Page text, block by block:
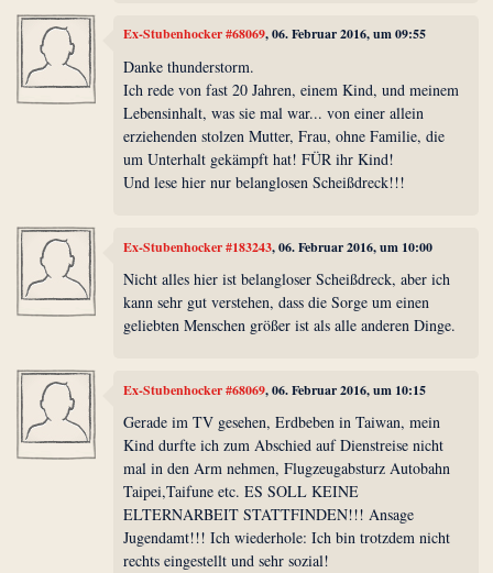
Ex-Stubenhocker #68069, 06. Februar 2016, um 09:55
Danke thunderstorm.
Ich rede von fast 20 Jahren, einem Kind, und meinem
Lebensinhalt, was sie mal war... von einer allein
erziehenden stolzen Mutter, Frau, ohne Familie, die
um Unterhalt gekämpft hat! FÜR ihr Kind!
Und lese hier nur belanglosen Scheißdreck!!!
Ex-Stubenhocker #183243, 06. Februar 2016, um 10:00
Nicht alles hier ist belangloser Scheißdreck, aber ich
kann sehr gut verstehen, dass die Sorge um einen
geliebten Menschen größer ist als alle anderen Dinge.
Ex-Stubenhocker #68069, 06. Februar 2016, um 10:15
Gerade im TV gesehen, Erdbeben in Taiwan, mein
Kind durfte ich zum Abschied auf Dienstreise nicht
mal in den Arm nehmen, Flugzeugabsturz Autobahn
Taipei,Taifune etc. ES SOLL KEINE
ELTERNARBEIT STATTFINDEN!!! Ansage
Jugendamt!!! Ich wiederhole: Ich bin trotzdem nicht
rechts eingestellt und sehr sozial!